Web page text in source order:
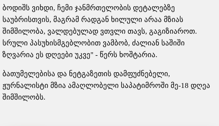
ბოდიშს ვიხდი, ჩემი ჯანმრთელობის დეტალებზე
საუბრისთვის, მაგრამ რადგან ხილული არაა მზიას
შიმშილობა, ვალდებულად ვთვლი თავს, გაგიზიაროთ.
სრული პასუხისმგებლობით ვამბობ, ძალიან საშიში
ზღვარია ეს დღეები უკვე" - წერს ხოშტარია.
ბათუმელებისა და ნეტგაზეთის დამფუძნებელი,
ჟურნალისტი მზია ამაღლობელი საპატიმროში მე-18 დღეა
შიმშილობს.